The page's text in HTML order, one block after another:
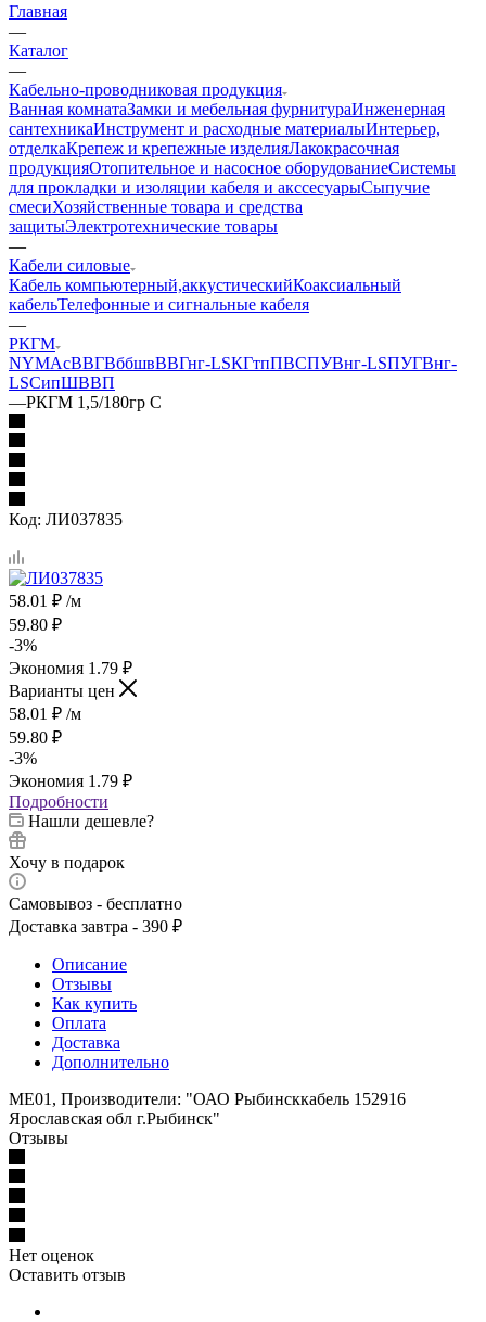
Главная
—
Каталог
—
Кабельно-проводниковая продукция
Ванная комнатаЗамки и мебельная фурнитураИнженерная
сантехникаИнструмент и расходные материалыИнтерьер,
отделкаКрепеж и крепежные изделияЛакокрасочная
продукцияОтопительное и насосное оборудованиеСистемы
для прокладки и изоляции кабеля и акссесуарыСыпучие
смесиХозяйственные товара и средства
защитыЭлектротехнические товары
—
Кабели силовые
Кабель компьютерный,аккустическийКоаксиальный
кабельТелефонные и сигнальные кабеля
—
РКГМ
NYMАсВВГВббшвВВГнг-LSКГтпПВСПУВнг-LSПУГВнг-
LSСипШВВП
—РКГМ 1,5/180гр С
Код: ЛИ037835
58.01 ₽ /м
59.80 ₽
-3%
Экономия 1.79 ₽
Варианты цен
58.01 ₽ /м
59.80 ₽
-3%
Экономия 1.79 ₽
Подробности
Нашли дешевле?
Хочу в подарок
Самовывоз - бесплатно
Доставка завтра - 390 ₽
Описание
Отзывы
Как купить
Оплата
Доставка
Дополнительно
МЕ01, Производители: "ОАО Рыбинсккабель 152916
Ярославская обл г.Рыбинск"
Отзывы
Нет оценок
Оставить отзыв